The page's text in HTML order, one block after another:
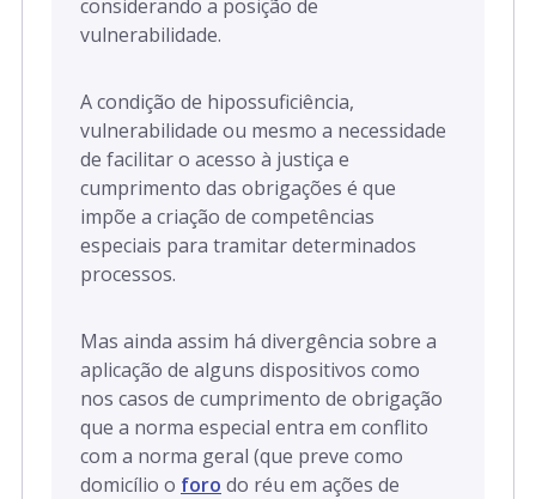
considerando a posição de
vulnerabilidade.
A condição de hipossuficiência,
vulnerabilidade ou mesmo a necessidade
de facilitar o acesso à justiça e
cumprimento das obrigações é que
impõe a criação de competências
especiais para tramitar determinados
processos.
Mas ainda assim há divergência sobre a
aplicação de alguns dispositivos como
nos casos de cumprimento de obrigação
que a norma especial entra em conflito
com a norma geral (que preve como
domicílio o foro do réu em ações de